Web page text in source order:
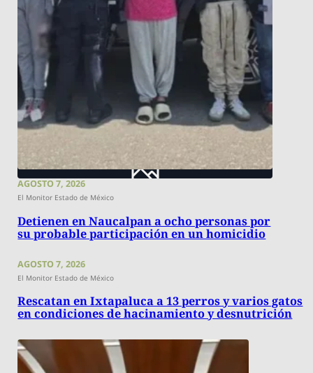
AGOSTO 7, 2026
El Monitor Estado de México
Detienen en Naucalpan a ocho personas por
su probable participación en un homicidio
AGOSTO 7, 2026
El Monitor Estado de México
Rescatan en Ixtapaluca a 13 perros y varios gatos
en condiciones de hacinamiento y desnutrición